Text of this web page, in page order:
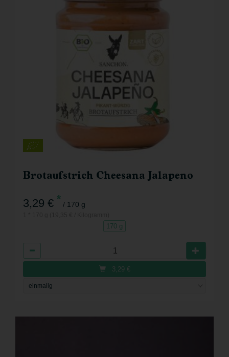
Brotaufstrich Cheesana Jalapeno
3,29 € * / 170 g
170 g
3,29 €